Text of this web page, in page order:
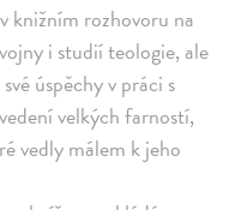
knižním rozhovoru na
i studií teologie, ale
úspěchy v práci s
velkých farností,
vedly málem k jeho